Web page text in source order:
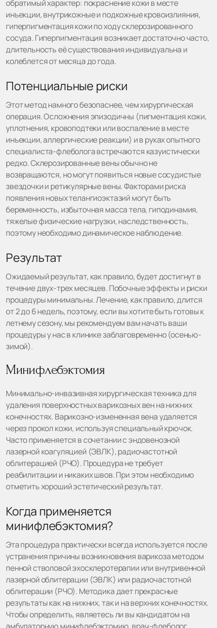
обратимый характер: покраснение кожи в месте
инъекции, внутрикожные и подкожные кровоизлияния,
гиперпигментация кожи по ходу склерозированного
сосуда. Гиперпигментация возникает достаточно часто,
длительность её существования индивидуальна и
колеблется от месяца до года.
Потенциальные риски
Этот метод намного безопаснее, чем хирургическая
операция. Осложнения эпизодичны (пигментация кожи,
уплотнения, кровоподтеки или воспаление в месте
инъекции, аллергические реакции) и в руках опытного
специалиста-флеболога встречаются казуистически
редко. Склерозированные вены обычно не
возвращаются, но могут появиться новые сосудистые
звездочки и ретикулярные вены. Факторами риска
появления новых телангиоэктазий могут быть
беременность, избыточная масса тела, гиподинамия,
тяжелые физические нагрузки, наследственность,
поэтому необходимо динамическое наблюдение.
Результат
Ожидаемый результат, как правило, будет достигнут в
течение двух-трех месяцев. Побочные эффекты и риски
процедуры минимальны. Лечение, как правило, длится
от 2 до 6 недель, поэтому, если вы хотите быть готовы к
летнему сезону, мы рекомендуем вам начать ваши
процедуры у нас в клинике заблаговременно (осенью-
зимой).
Минифлебэктомия
Минимально-инвазивная хирургическая техника для
удаления поверхностных варикозных вен на нижних
конечностях. Варикозно-измененная вена удаляется
через прокол кожи, используя специальный крючок.
Часто применяется в сочетании с эндовенозной
лазерной коагуляцией (ЭВЛК), радиочастотной
облитерацией (РЧО). Процедура не требует
реабилитации и никаких швов. При этом необходимо
отметить хороший эстетический результат.
Когда применяется
минифлебэктомия?
Эта процедура практически всегда используется после
устранения причины возникновения варикоза методом
пенной стволовой эхосклеротерапии или внутривенной
лазерной облитерации (ЭВЛК) или радиочастотной
облитерации (РЧО). Методика дает прекрасные
результаты как на нижних, так и на верхних конечностях.
Чтобы определить, являетесь ли вы кандидатом на